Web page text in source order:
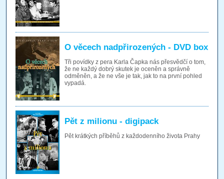
O věcech nadpřirozených - DVD box
Tři povídky z pera Karla Čapka nás přesvědčí o tom,
že ne každý dobrý skutek je oceněn a správně
odměněn, a že ne vše je tak, jak to na první pohled
vypadá.
Pět z milionu - digipack
Pět krátkých příběhů z každodenního života Prahy